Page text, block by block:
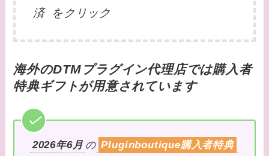
済 をクリック
海外のDTMプラグイン代理店では購入者
特典ギフトが用意されています
2026年6月 の Pluginboutique購入者特典